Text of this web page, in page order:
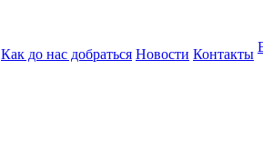
Как до нас добраться Новости Контакты